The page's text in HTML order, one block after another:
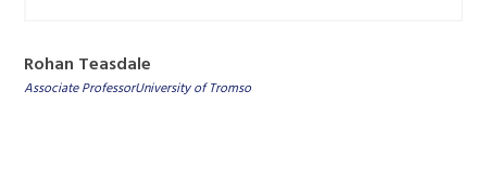
Rohan Teasdale
Associate ProfessorUniversity of Tromso